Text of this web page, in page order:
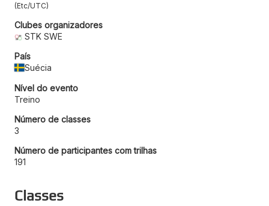
Etc/UTC
Clubes organizadores
STK SWE
País
Suécia
Nível do evento
Treino
Número de classes
3
Número de participantes com trilhas
191
Classes